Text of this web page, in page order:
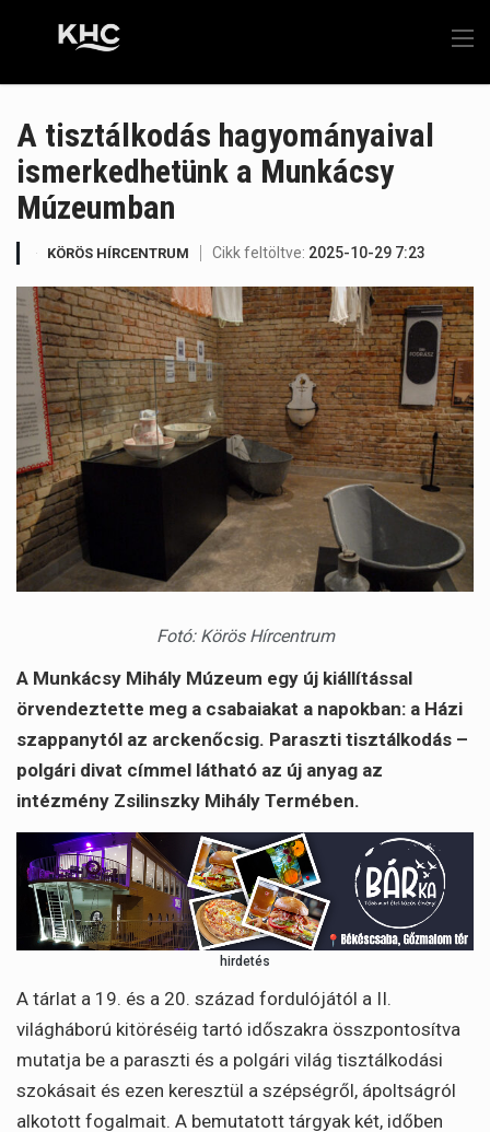
A tisztálkodás hagyományaival
ismerkedhetünk a Munkácsy
Múzeumban
KÖRÖS HÍRCENTRUM Cikk feltöltve: 2025-10-29 7:23
Fotó: Körös Hírcentrum
A Munkácsy Mihály Múzeum egy új kiállítással
örvendeztette meg a csabaiakat a napokban: a Házi
szappanytól az arckenőcsig. Paraszti tisztálkodás –
polgári divat címmel látható az új anyag az
intézmény Zsilinszky Mihály Termében.
hirdetés
A tárlat a 19. és a 20. század fordulójától a II.
világháború kitöréséig tartó időszakra összpontosítva
mutatja be a paraszti és a polgári világ tisztálkodási
szokásait és ezen keresztül a szépségről, ápoltságról
alkotott fogalmait. A bemutatott tárgyak két, időben